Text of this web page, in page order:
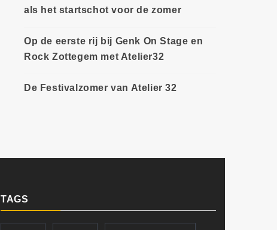
als het startschot voor de zomer
Op de eerste rij bij Genk On Stage en
Rock Zottegem met Atelier32
De Festivalzomer van Atelier 32
TAGS